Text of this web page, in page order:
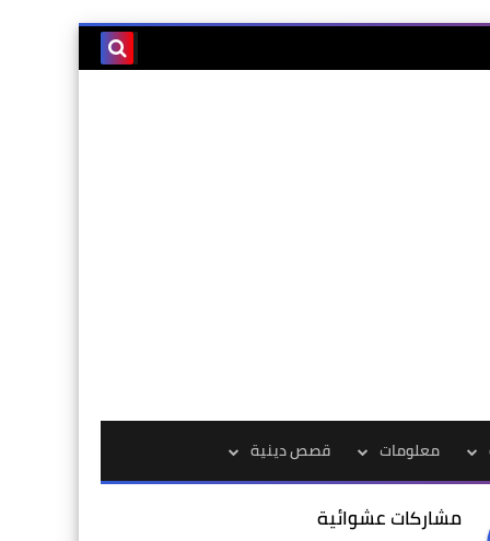
معلومات قصص دينية
مشاركات عشوائية